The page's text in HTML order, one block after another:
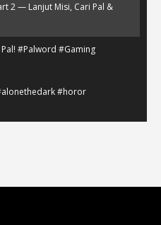
2 — Lanjut Misi, Cari Pal &
#Palword #Gaming
#horor
Worth It Banget?